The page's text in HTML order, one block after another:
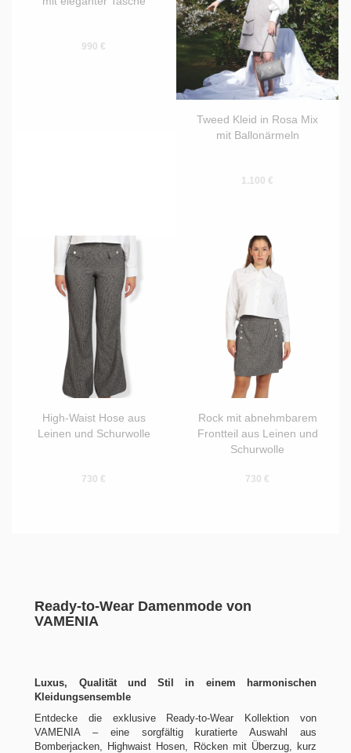
990 €
Tweed Kleid in Rosa Mix
mit Ballonärmeln
1.100 €
High-Waist Hose aus
Leinen und Schurwolle
730 €
Rock mit abnehmbarem
Frontteil aus Leinen und
Schurwolle
730 €
Ready‑to‑Wear Damenmode von
VAMENIA
Luxus, Qualität und Stil in einem harmonischen
Kleidungsensemble
Entdecke die exklusive Ready‑to‑Wear Kollektion von
VAMENIA – eine sorgfältig kuratierte Auswahl aus
Bomberjacken, Highwaist Hosen, Röcken mit Überzug, kurz